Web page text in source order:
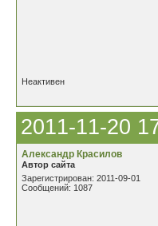
Неактивен
2011-11-20
Александр Красилов
Автор сайта
Зарегистрирован: 2011-09-01
Сообщений: 1087